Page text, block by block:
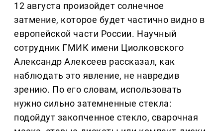
12 августа произойдет солнечное
затмение, которое будет частично видно в
европейской части России. Научный
сотрудник ГМИК имени Циолковского
Александр Алексеев рассказал, как
наблюдать это явление, не навредив
зрению. По его словам, использовать
нужно сильно затемненные стекла:
подойдут закопченное стекло, сварочная